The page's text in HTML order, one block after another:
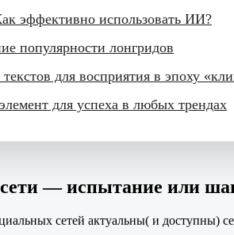
эффективно использовать ИИ?
популярности лонгридов
для восприятия в эпоху
для успеха в любых трендах
— испытание или
сетей актуальны( и доступны)